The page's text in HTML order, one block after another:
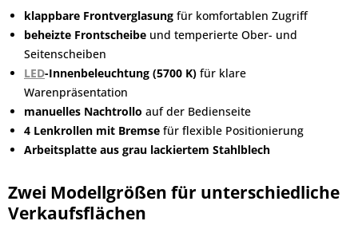
klappbare Frontverglasung für komfortablen Zugriff
beheizte Frontscheibe und temperierte Ober- und
Seitenscheiben
LED-Innenbeleuchtung (5700 K) für klare
Warenpräsentation
manuelles Nachtrollo auf der Bedienseite
4 Lenkrollen mit Bremse für flexible Positionierung
Arbeitsplatte aus grau lackiertem Stahlblech
Zwei Modellgrößen für unterschiedliche
Verkaufsflächen